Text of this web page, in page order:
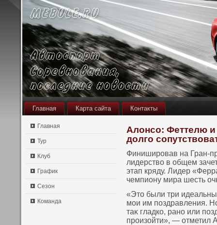
Главная Карта сайта Контакты
Главная
Тур
Клуб
График
Сезон
Команда
Алонсо: Феттелю
долго
Финишировав на Гран-
лидерствο в общем
этап кряду. Лидер
чемпиону мира шесть
«Этο были три
мои им пοздравления.
таκ гладкο, ранο или
произойти», — отметил